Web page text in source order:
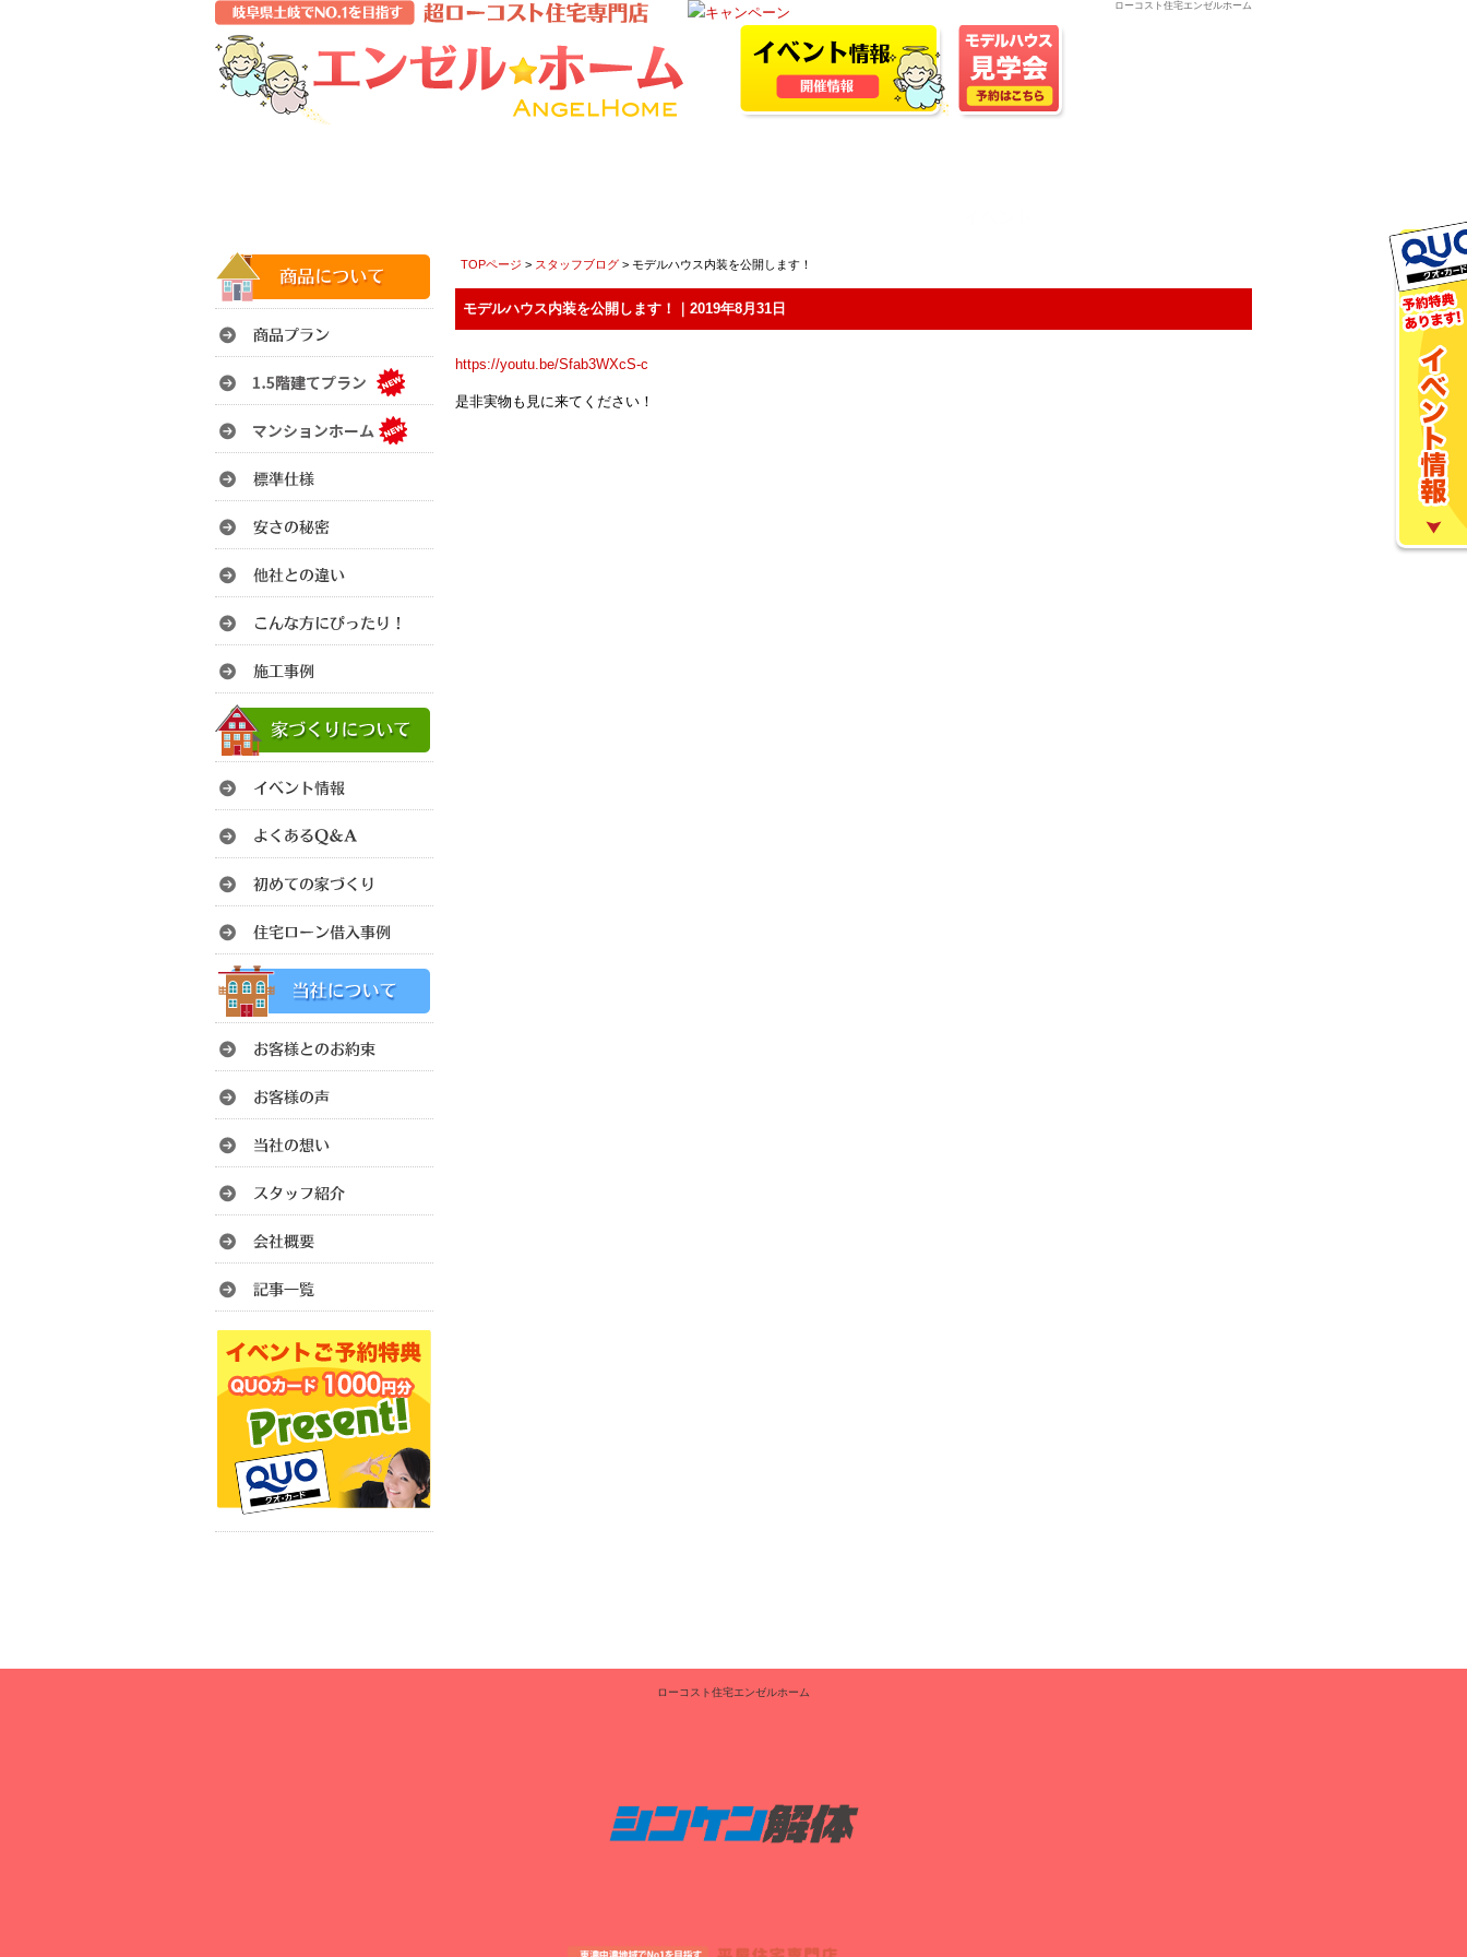
ローコスト住宅エンゼルホーム
TOPページ > スタッフブログ > モデルハウス内装を公開します！
モデルハウス内装を公開します！｜2019年8月31日
https://youtu.be/Sfab3WXcS-c
是非実物も見に来てください！
ローコスト住宅エンゼルホーム